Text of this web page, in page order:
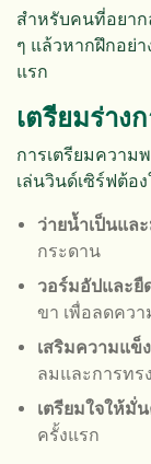
สำหรับคนที่อยาก
ๆ แล้วหากฝึกอย่
แรก
เตรียมร่าง
การเตรียมความ
เล่นวินด์เซิร์ฟต้อ
ว่ายน้ำเป็นแล
กระดาน
วอร์มอัปและยื
ขา เพื่อลดควา
เสริมความแข็
ลมและการทร
เตรียมใจให้มั่
ครั้งแรก